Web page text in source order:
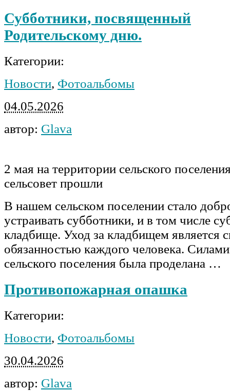
Субботники, посвященный
Родительскому дню.
Категории:
Новости, Фотоальбомы
04.05.2026
автор: Glava
2 мая на территории сельского
сельсовет прошли
В нашем сельском поселении стало
устраивать субботники, и в том числе
кладбище. Уход за кладбищем является
обязанностью каждого человека.
сельского поселения была проделана …
Противопожарная опашка
Категории:
Новости, Фотоальбомы
30.04.2026
автор: Glava